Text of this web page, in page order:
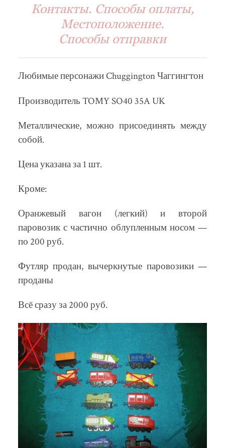
Контакты. Способы оплаты,
Местоположение.
Способы отправки
Любимые персонажи Chuggington Чаггингтон
Производитель TOMY SO40 35A UK
Металлические, можно присоединять между
собой.
Цена указана за 1 шт.
Кроме:
Оранжевый вагон (легкий) и второй
паровозик с частично облупленным носом —
по 200 руб.
Футляр продан, вычеркнутые паровозики —
проданы
Всё сразу за 2000 руб.